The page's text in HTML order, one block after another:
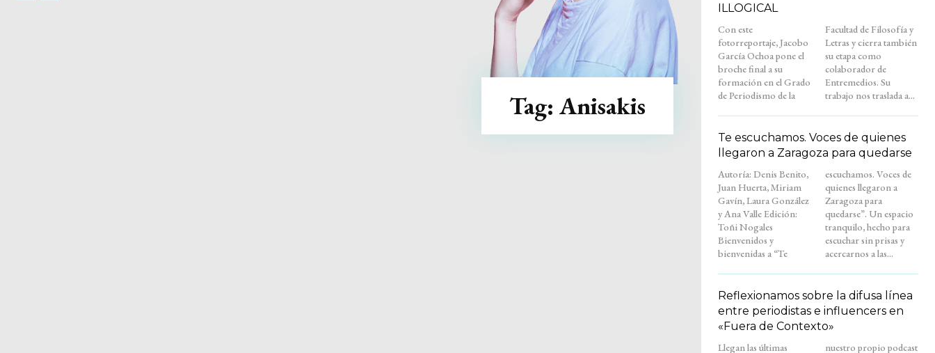
Tag: Anisakis
ILLOGICAL
Con este
fotorreportaje, Jacobo
García Ochoa pone el
broche final a su
formación en el Grado
de Periodismo de la
Facultad de Filosofía y
Letras y cierra también
su etapa como
colaborador de
Entremedios. Su
trabajo nos traslada a...
Te escuchamos. Voces de quienes
llegaron a Zaragoza para quedarse
Autoría: Denis Benito,
Juan Huerta, Miriam
Gavín, Laura González
y Ana Valle Edición:
Toñi Nogales
Bienvenidos y
bienvenidas a “Te
escuchamos. Voces de
quienes llegaron a
Zaragoza para
quedarse”. Un espacio
tranquilo, hecho para
escuchar sin prisas y
acercarnos a las...
Reflexionamos sobre la difusa línea
entre periodistas e influencers en
«Fuera de Contexto»
Llegan las últimas
nuestro propio podcast